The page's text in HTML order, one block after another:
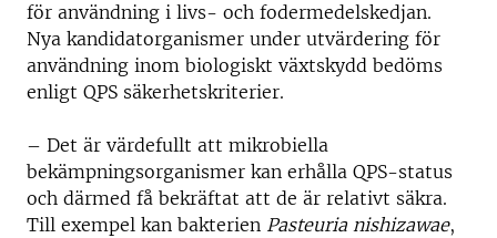
för användning i livs- och fodermedelskedjan.
Nya kandidatorganismer under utvärdering för
användning inom biologiskt växtskydd bedöms
enligt QPS säkerhetskriterier.
– Det är värdefullt att mikrobiella
bekämpningsorganismer kan erhålla QPS-status
och därmed få bekräftat att de är relativt säkra.
Till exempel kan bakterien Pasteuria nishizawae,